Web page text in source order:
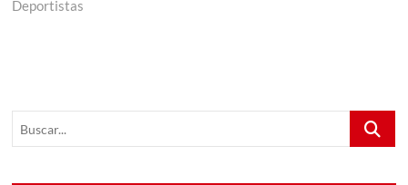
Deportistas
Buscar...